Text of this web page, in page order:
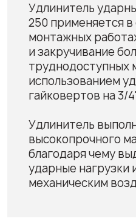
Удлинитель
250 применяется
монтажных
и закручивание
труднодоступных
использованием
гайковертов на 3/
Удлинитель
высокопрочного
благодаря чему
ударные нагрузки
механическим